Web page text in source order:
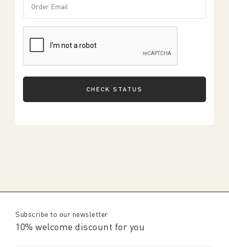
CHECK STATUS
Subscribe to our newsletter
10% welcome discount for you